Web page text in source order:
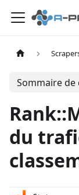
Sommaire de
du